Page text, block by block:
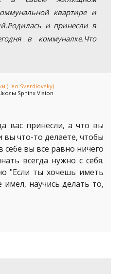
квартире и
и принесли в
в коммуналке.Что
(Leo Sverdlovsky)
Sphinx Vision
вас принесли, а что вы
вы что-то делаете, чтобы
себе вы все равно ничего
всегда нужно с себя.
"Если ты хочешь иметь
имел, научись делать то,